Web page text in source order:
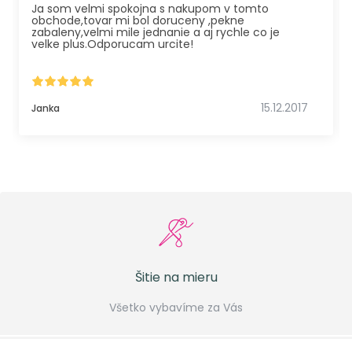
Ja som velmi spokojna s nakupom v tomto
obchode,tovar mi bol doruceny ,pekne
zabaleny,velmi mile jednanie a aj rychle co je
velke plus.Odporucam urcite!
Janka 15.12.2017
Šitie na mieru
Všetko vybavíme za Vás